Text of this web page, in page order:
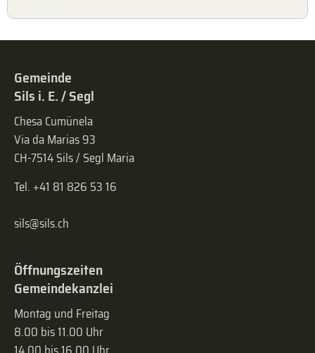
Gemeinde
Sils i. E. / Segl
Chesa Cumünela
Via da Marias 93
CH-7514 Sils / Segl Maria
Tel. +41 81 826 53 16
sils@sils.ch
Öffnungszeiten
Gemeindekanzlei
Montag und Freitag
8.00 bis 11.00 Uhr